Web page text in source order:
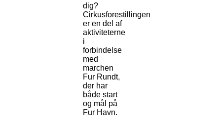
dig?
Cirkusforestillingen
er en del af
aktiviteterne
i
forbindelse
med
marchen
Fur Rundt,
der har
både start
og mål på
Fur Havn.